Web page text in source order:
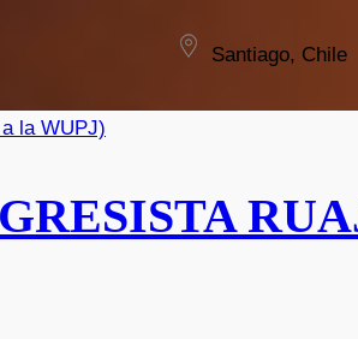
Santiago, Chile